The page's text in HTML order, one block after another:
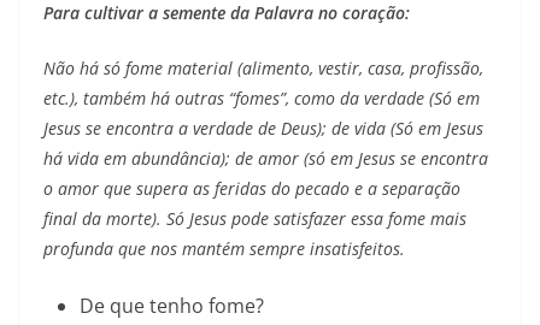
Para cultivar a semente da Palavra no coração:
Não há só fome material (alimento, vestir, casa, profissão,
etc.), também há outras “fomes”, como da verdade (Só em
Jesus se encontra a verdade de Deus); de vida (Só em Jesus
há vida em abundância); de amor (só em Jesus se encontra
o amor que supera as feridas do pecado e a separação
final da morte). Só Jesus pode satisfazer essa fome mais
profunda que nos mantém sempre insatisfeitos.
De que tenho fome?